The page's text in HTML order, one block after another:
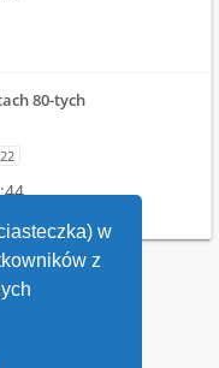
w
z
80-tych
22